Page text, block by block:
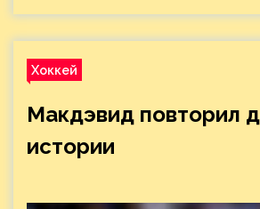
Хоккей
Макдэвид повторил
истории